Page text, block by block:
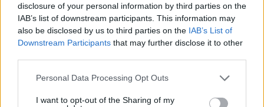
disclosure of your personal information by third parties on the
IAB’s list of downstream participants. This information may
also be disclosed by us to third parties on the IAB’s List of
Downstream Participants that may further disclose it to other
Please note that this website/app uses one or more Google
not limited to your visit or usage behaviour. You may click to
Personal Data Processing Opt Outs
I want to opt-out of the Sharing of my